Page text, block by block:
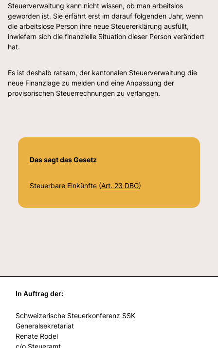
Steuerverwaltung kann nicht wissen, ob man arbeitslos
geworden ist. Sie erfährt erst im darauf folgenden Jahr, wenn
die arbeitslose Person ihre neue Steuererklärung ausfüllt,
inwiefern sich die finanzielle Situation dieser Person verändert
hat.
Es ist deshalb ratsam, der kantonalen Steuerverwaltung die
neue Finanzlage zu melden und eine Anpassung der
provisorischen Steuerrechnungen zu verlangen.
Das sagt das Gesetz
Steuerbare Einkünfte (Art. 23 DBG)
In Auftrag der:
Schweizerische Steuerkonferenz SSK
Generalsekretariat
Renate Rodel
c/o Steueramt